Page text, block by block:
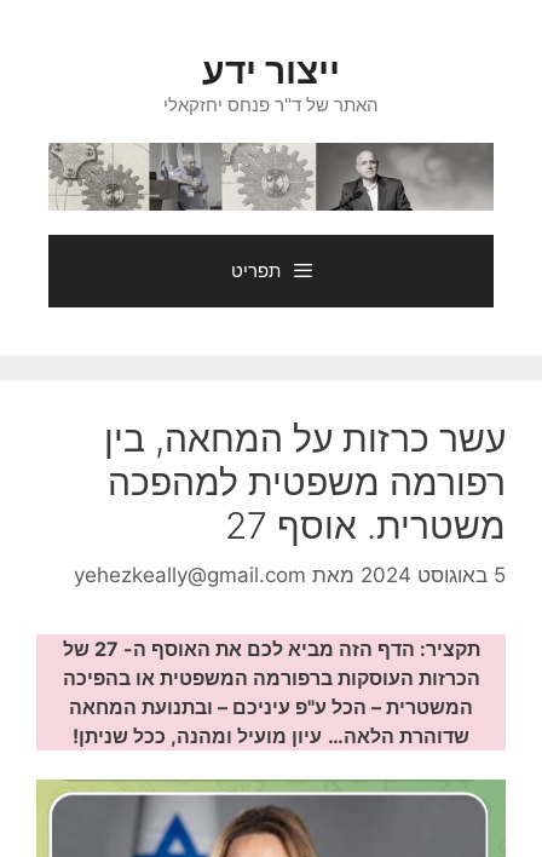
ייצור ידע
האתר של ד"ר פנחס יחזקאלי
תפריט
עשר כרזות על המחאה, בין
רפורמה משפטית למהפכה
משטרית. אוסף 27
5 באוגוסט 2024 מאת yehezkeally@gmail.com
תקציר: הדף הזה מביא לכם את האוסף ה- 27 של
הכרזות העוסקות ברפורמה המשפטית או בהפיכה
המשטרית – הכל ע"פ עיניכם – ובתנועת המחאה
שדוהרת הלאה… עיון מועיל ומהנה, ככל שניתן!